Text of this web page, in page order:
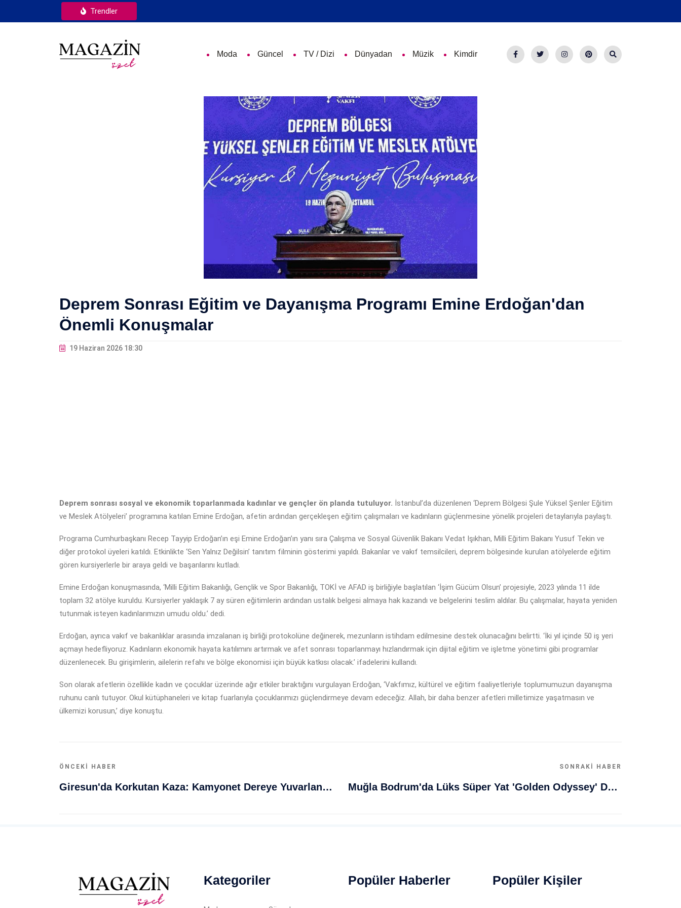
Trendler
Moda Güncel TV / Dizi Dünyadan Müzik Kimdir
Deprem Sonrası Eğitim ve Dayanışma Programı Emine Erdoğan'dan
Önemli Konuşmalar
19 Haziran 2026 18:30
Deprem sonrası sosyal ve ekonomik toparlanmada kadınlar ve gençler ön planda tutuluyor. İstanbul’da düzenlenen ‘Deprem Bölgesi Şule Yüksel Şenler Eğitim
ve Meslek Atölyeleri’ programına katılan Emine Erdoğan, afetin ardından gerçekleşen eğitim çalışmaları ve kadınların güçlenmesine yönelik projeleri detaylarıyla paylaştı.
Programa Cumhurbaşkanı Recep Tayyip Erdoğan’ın eşi Emine Erdoğan’ın yanı sıra Çalışma ve Sosyal Güvenlik Bakanı Vedat Işıkhan, Milli Eğitim Bakanı Yusuf Tekin ve
diğer protokol üyeleri katıldı. Etkinlikte ‘Sen Yalnız Değilsin’ tanıtım filminin gösterimi yapıldı. Bakanlar ve vakıf temsilcileri, deprem bölgesinde kurulan atölyelerde eğitim
gören kursiyerlerle bir araya geldi ve başarılarını kutladı.
Emine Erdoğan konuşmasında, ‘Milli Eğitim Bakanlığı, Gençlik ve Spor Bakanlığı, TOKİ ve AFAD iş birliğiyle başlatılan ‘İşim Gücüm Olsun’ projesiyle, 2023 yılında 11 ilde
toplam 32 atölye kuruldu. Kursiyerler yaklaşık 7 ay süren eğitimlerin ardından ustalık belgesi almaya hak kazandı ve belgelerini teslim aldılar. Bu çalışmalar, hayata yeniden
tutunmak isteyen kadınlarımızın umudu oldu.’ dedi.
Erdoğan, ayrıca vakıf ve bakanlıklar arasında imzalanan iş birliği protokolüne değinerek, mezunların istihdam edilmesine destek olunacağını belirtti. ‘İki yıl içinde 50 iş yeri
açmayı hedefliyoruz. Kadınların ekonomik hayata katılımını artırmak ve afet sonrası toparlanmayı hızlandırmak için dijital eğitim ve işletme yönetimi gibi programlar
düzenlenecek. Bu girişimlerin, ailelerin refahı ve bölge ekonomisi için büyük katkısı olacak.’ ifadelerini kullandı.
Son olarak afetlerin özellikle kadın ve çocuklar üzerinde ağır etkiler bıraktığını vurgulayan Erdoğan, ‘Vakfımız, kültürel ve eğitim faaliyetleriyle toplumumuzun dayanışma
ruhunu canlı tutuyor. Okul kütüphaneleri ve kitap fuarlarıyla çocuklarımızı güçlendirmeye devam edeceğiz. Allah, bir daha benzer afetleri milletimize yaşatmasın ve
ülkemizi korusun,’ diye konuştu.
ÖNCEKI HABER
Giresun'da Korkutan Kaza: Kamyonet Dereye Yuvarlandı, Sürücü Hayatını Kaybetti
SONRAKI HABER
Muğla Bodrum'da Lüks Süper Yat 'Golden Odyssey' Demirledi
Kategoriler Popüler Haberler Popüler Kişiler